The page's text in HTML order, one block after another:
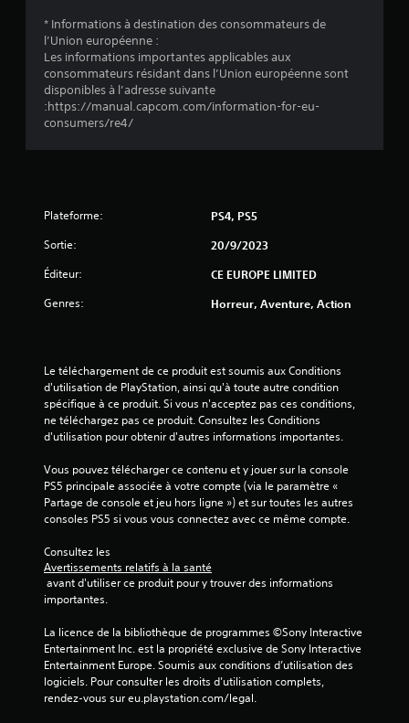
o
r
(
1
7
1
4
i
s
* Informations à destination des consommateurs de
l’Union européenne :
Les informations importantes applicables aux
consommateurs résidant dans l’Union européenne sont
disponibles à l’adresse suivante
:https://manual.capcom.com/information-for-eu-
consumers/re4/
Plateforme: PS4, PS5
Sortie: 20/9/2023
Éditeur: CE EUROPE LIMITED
Genres: Horreur, Aventure, Action
Le téléchargement de ce produit est soumis aux Conditions
d'utilisation de PlayStation, ainsi qu'à toute autre condition
spécifique à ce produit. Si vous n'acceptez pas ces conditions,
ne téléchargez pas ce produit. Consultez les Conditions
d'utilisation pour obtenir d'autres informations importantes.
Vous pouvez télécharger ce contenu et y jouer sur la console
PS5 principale associée à votre compte (via le paramètre «
Partage de console et jeu hors ligne ») et sur toutes les autres
consoles PS5 si vous vous connectez avec ce même compte.
Consultez les
Avertissements relatifs à la santé
importantes.
La licence de la bibliothèque de programmes ©Sony Interactive
Entertainment Inc. est la propriété exclusive de Sony Interactive
Entertainment Europe. Soumis aux conditions d’utilisation des
logiciels. Pour consulter les droits d’utilisation complets,
rendez-vous sur eu.playstation.com/legal.